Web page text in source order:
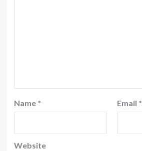
Name * Email *
Website